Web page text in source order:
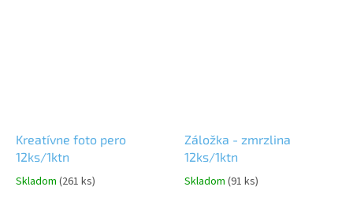
Kreatívne foto pero
12ks/1ktn
Skladom (261 ks)
Záložka - zmrzlina
12ks/1ktn
Skladom (91 ks)